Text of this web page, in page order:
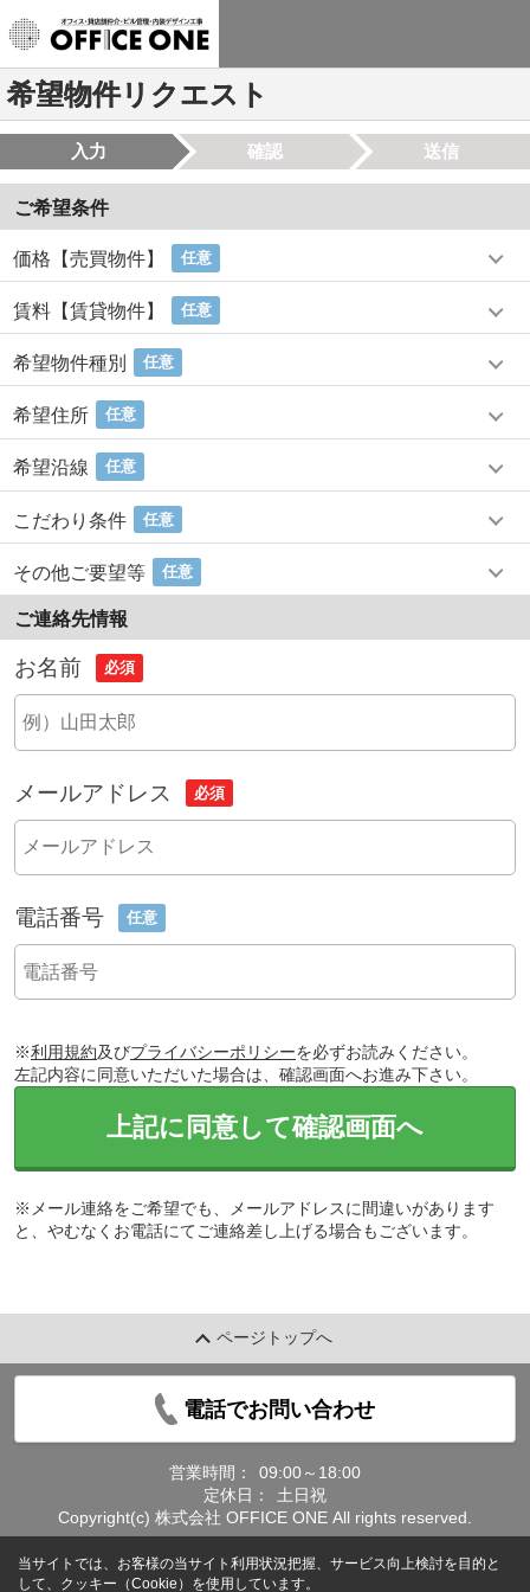
希望物件リクエスト
入力 確認 送信
ご希望条件
価格【売買物件】 任意
賃料【賃貸物件】 任意
希望物件種別 任意
希望住所 任意
希望沿線 任意
こだわり条件 任意
その他ご要望等 任意
ご連絡先情報
お名前 必須
メールアドレス 必須
電話番号 任意
※利用規約及びプライバシーポリシーを必ずお読みください。
左記内容に同意いただいた場合は、確認画面へお進み下さい。
上記に同意して確認画面へ
※メール連絡をご希望でも、メールアドレスに間違いがあります
と、やむなくお電話にてご連絡差し上げる場合もございます。
ページトップへ
電話でお問い合わせ
営業時間：
09:00～18:00
定休日：
土日祝
Copyright(c) 株式会社 OFFICE ONE All rights reserved.
当サイトでは、お客様の当サイト利用状況把握、サービス向上検討を目的と
して、クッキー（Cookie）を使用しています。